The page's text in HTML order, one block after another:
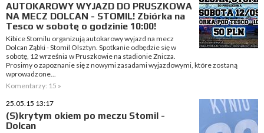
AUTOKAROWY WYJAZD DO PRUSZKOWA
NA MECZ DOLCAN - STOMIL! Zbiórka na
Tesco w sobotę o godzinie 10:00!
Kibice Stomilu organizują autokarowy wyjazd na mecz
Dolcan Ząbki - Stomil Olsztyn. Spotkanie odbędzie się w
sobotę, 12 września w Pruszkowie na stadionie Znicza.
Prosimy o zapoznanie się z nowymi zasadami wyjazdowymi, które zostaną
wprowadzone...
Komentarzy: 15 »
25.05.15 13:17
(S)krytym okiem po meczu Stomil -
Dolcan